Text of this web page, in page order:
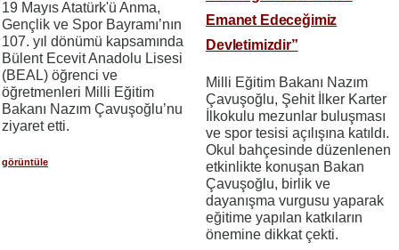
19 Mayıs Atatürk'ü Anma,
Gençlik ve Spor Bayramı’nın
107. yıl dönümü kapsamında
Bülent Ecevit Anadolu Lisesi
(BEAL) öğrenci ve
öğretmenleri Milli Eğitim
Bakanı Nazım Çavuşoğlu’nu
ziyaret etti.
görüntüle
Emanet Edeceğimiz
Devletimizdir”
Milli Eğitim Bakanı Nazım
Çavuşoğlu, Şehit İlker Karter
İlkokulu mezunlar buluşması
ve spor tesisi açılışına katıldı.
Okul bahçesinde düzenlenen
etkinlikte konuşan Bakan
Çavuşoğlu, birlik ve
dayanışma vurgusu yaparak
eğitime yapılan katkıların
önemine dikkat çekti.